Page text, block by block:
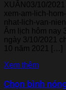
XUÂN03/10/
xem-am-lich-
nhat-lich-van-
Âm lịch hôm nay
ngày 3/10/2021
10 năm 2021 […]
Xem thêm
Chọn bình